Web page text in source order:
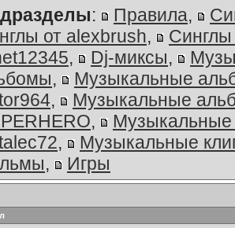
: Правила,
от alexbrush,
Синглы
, Dj-миксы,
,
Музыкальные
,
Музыкальные
,
,
Музыкальные
, Игры